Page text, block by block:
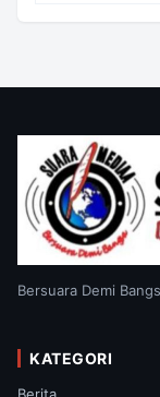
Bersuara Demi
KATEGORI